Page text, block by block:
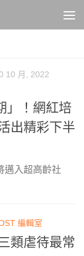
10 月, 2022
」！網紅培
出精彩下半
邁入超高齡社
編輯室
類虐待最常